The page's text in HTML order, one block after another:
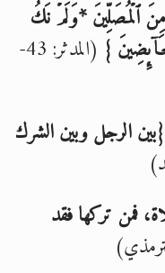
ٱلۡمُصَلِّینَ *وَلَمۡ نَكُ
}
(المدثر: 43-
{بين الرجل وبين الشرك
فمن تركها فقد